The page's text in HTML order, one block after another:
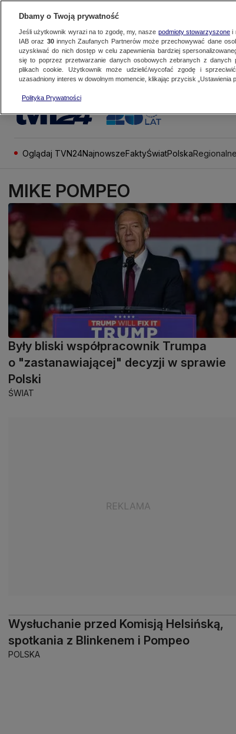
Oglądaj TVN24NajnowszeFaktyŚwiatPolskaRegionalne
MIKE POMPEO
Były bliski współpracownik Trumpa
o "zastanawiającej" decyzji w sprawie
Polski
ŚWIAT
Wysłuchanie przed Komisją Helsińską,
spotkania z Blinkenem i Pompeo
POLSKA
Dbamy o Twoją prywatność
Jeśli użytkownik wyrazi na to zgodę, my, nasze podmioty stowarzyszonei
IAB oraz 30innych Zaufanych Partnerów może przechowywać dane
uzyskiwać do nich dostęp w celu zapewnienia bardziej
się to poprzez przetwarzanie danych osobowych zebranych z danych
plikach cookie. Użytkownik może udzielić/wycofać zgodę i
uzasadniony interes w dowolnym momencie, klikając przycisk „Ustawienia
Polityka Prywatności